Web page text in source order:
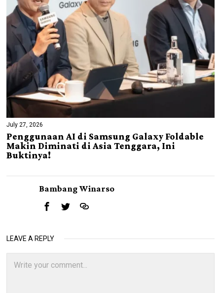
July 27, 2026
Penggunaan AI di Samsung Galaxy Foldable
Makin Diminati di Asia Tenggara, Ini
Buktinya!
Bambang Winarso
LEAVE A REPLY